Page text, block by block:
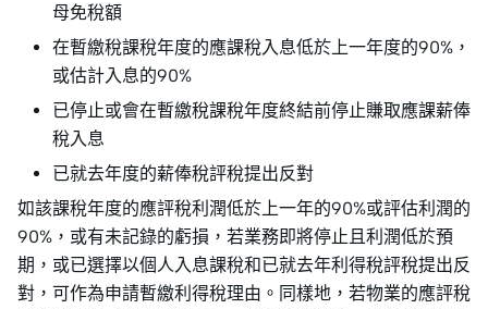
母免稅額
在暫繳稅課稅年度的應課稅入息低於上一年度的90%，
或估計入息的90%
已停止或會在暫繳稅課稅年度終結前停止賺取應課薪俸
稅入息
已就去年度的薪俸稅評稅提出反對
如該課稅年度的應評稅利潤低於上一年的90%或評估利潤的
90%，或有未記錄的虧損，若業務即將停止且利潤低於預
期，或已選擇以個人入息課稅和已就去年利得稅評稅提出反
對，可作為申請暫繳利得稅理由。同樣地，若物業的應評稅